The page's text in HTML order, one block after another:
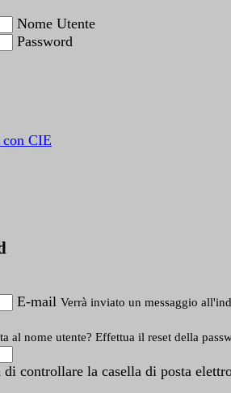
Nome Utente
Password
con CIE
E-mail Verrà inviato un messaggio
al nome utente? Effettua il reset della
controllare la casella di posta